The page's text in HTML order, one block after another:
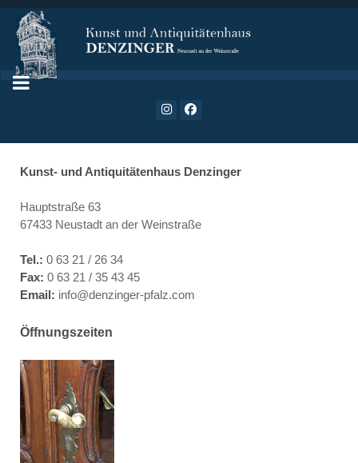
Kunst- und Antiquitätenhaus Denzinger
Hauptstraße 63
67433 Neustadt an der Weinstraße
Tel.: 0 63 21 / 26 34
Fax: 0 63 21 / 35 43 45
Email: info@denzinger-pfalz.com
Öffnungszeiten